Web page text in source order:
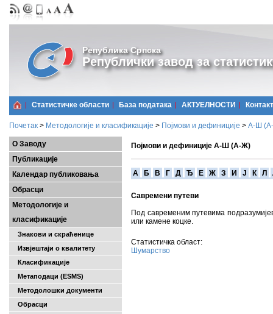
Република Српска
Републички завод за
Статистичке области Базa података АКТУЕЛНОСТИ Контакт
Почетак > Методологије и класификације > Појмови и дефиниције > А-Ш
О Заводу
Публикације
Календар публиковања
Обрасци
Методологије и
класификације
Знакови и скраћенице
Извјештаји о квалитету
Класификације
Метаподаци (ESMS)
Методолошки документи
Обрасци
Појмови и дефиниције А-Ш (А-Ж)
A Б В Г Д Ђ Е Ж З И Ј К Л
Савремени путеви
Под савременим путевима
или камене коцке.
Статистичка област:
Шумарство